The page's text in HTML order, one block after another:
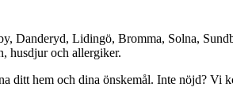
Lidingö, Bromma, Solna,
husdjur och allergiker.
ditt hem och dina önskemål. Inte nöjd? Vi